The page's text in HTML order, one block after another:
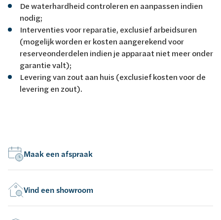
De waterhardheid controleren en aanpassen indien
nodig;
Interventies voor reparatie, exclusief arbeidsuren
(mogelijk worden er kosten aangerekend voor
reserveonderdelen indien je apparaat niet meer onder
garantie valt);
Levering van zout aan huis (exclusief kosten voor de
levering en zout).
Maak een afspraak
Vind een showroom